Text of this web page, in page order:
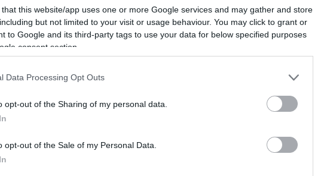
that this website/app uses one or more Google services and may gather and store
but not limited to your visit or usage behaviour. You may click to grant or
to Google and its third-party tags to use your data for below specified purposes
consent section.
Data Processing Opt Outs
opt-out of the Sharing of my personal data.
opt-out of the Sale of my Personal Data.